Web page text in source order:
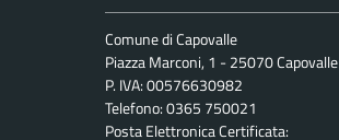
Comune di Capovalle
Piazza Marconi, 1 - 25070 Capovalle
P. IVA: 00576630982
Telefono: 0365 750021
Posta Elettronica Certificata: